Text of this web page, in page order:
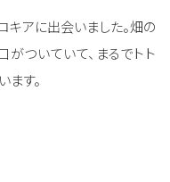
キアに出会いました。畑の
がついていて、まるでトト
ます。